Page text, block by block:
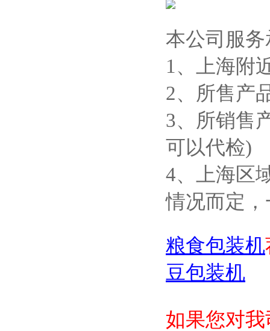
本公司服
1、上海附
2、所售产
3、所销售
可以代检)
4、上海区
情况而定
粮食包装机
豆包装机
如果您对